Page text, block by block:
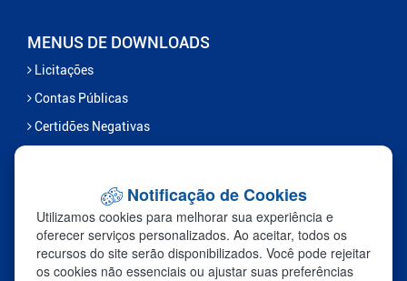
MENUS DE DOWNLOADS
Licitações
Contas Públicas
Certidões Negativas
FALE CONOSCO
Ouvidoria
Fale Com a Prefeitura
Notificação de Cookies
Utilizamos cookies para melhorar sua experiência e
oferecer serviços personalizados. Ao aceitar, todos os
recursos do site serão disponibilizados. Você pode rejeitar
os cookies não essenciais ou ajustar suas preferências